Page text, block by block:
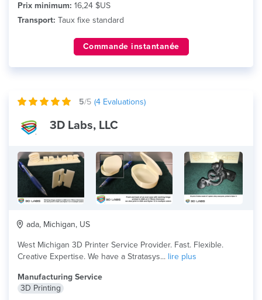
Prix minimum: 16,24 $US
Transport: Taux fixe standard
Commande instantanée
5/5 (4 Evaluations)
3D Labs, LLC
ada, Michigan, US
West Michigan 3D Printer Service Provider. Fast. Flexible.
Creative Expertise. We have a Stratasys... lire plus
Manufacturing Service
3D Printing